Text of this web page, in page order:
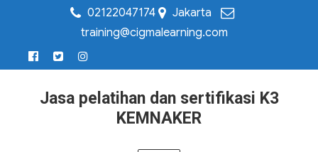
02122047174
Jakarta
training@cigmalearning.com
Jasa pelatihan dan sertifikasi K3
KEMNAKER